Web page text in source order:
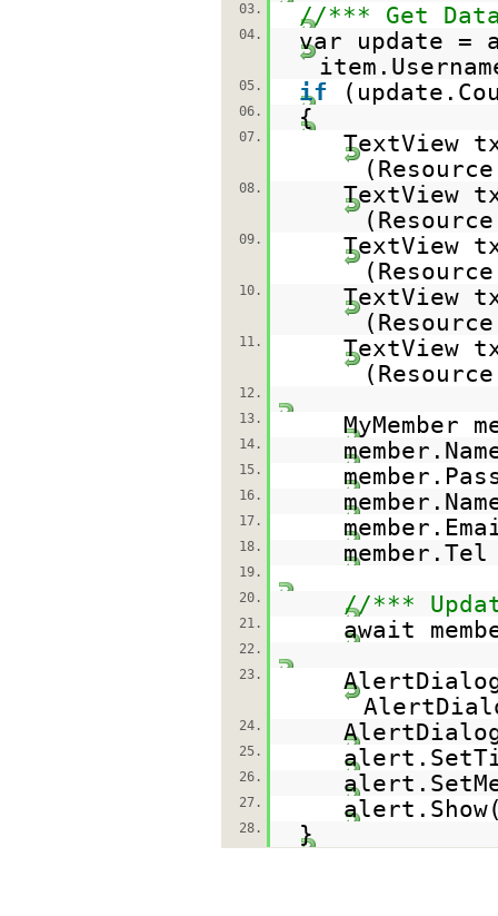
03.
//*** Get
04.
var update =
05. if
06. {
07.
TextView
08.
TextView
09.
TextView
10.
TextView
11.
TextView
12.
13.
MyMember
14.
15.
16.
17.
18.
19.
20.
//***
21. await
22.
23.
24.
25.
26.
27.
28. }